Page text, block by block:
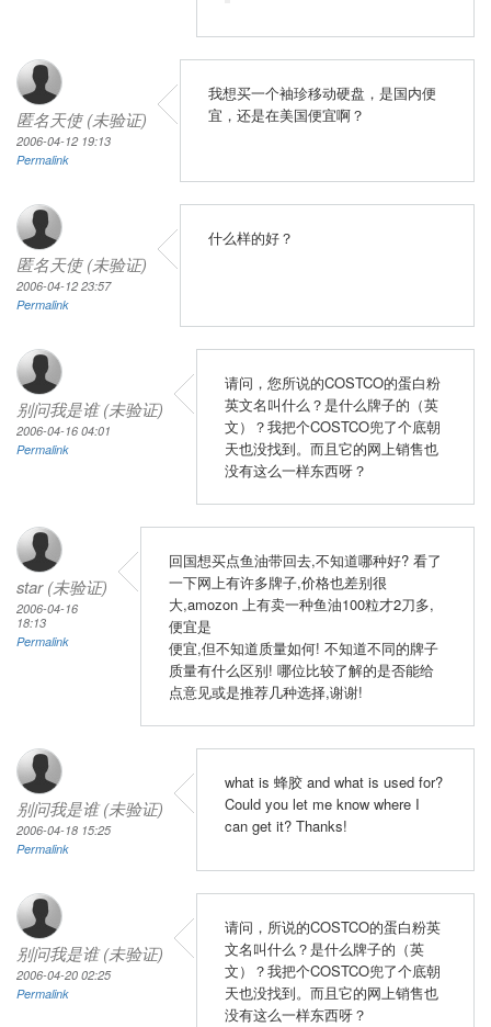
匿名天使 (未验证)
2006-04-12 19:13
Permalink
我想买一个袖珍移动硬盘，是国内便
宜，还是在美国便宜啊？
匿名天使 (未验证)
2006-04-12 23:57
Permalink
什么样的好？
别问我是谁 (未验证)
2006-04-16 04:01
Permalink
请问，您所说的COSTCO的蛋白粉
英文名叫什么？是什么牌子的（英
文）？我把个COSTCO兜了个底朝
天也没找到。而且它的网上销售也
没有这么一样东西呀？
star (未验证)
2006-04-16
18:13
Permalink
回国想买点鱼油带回去,不知道哪种好? 看了
一下网上有许多牌子,价格也差别很
大,amozon 上有卖一种鱼油100粒才2刀多,
便宜是
便宜,但不知道质量如何! 不知道不同的牌子
质量有什么区别! 哪位比较了解的是否能给
点意见或是推荐几种选择,谢谢!
别问我是谁 (未验证)
2006-04-18 15:25
Permalink
what is 蜂胶 and what is used for?
Could you let me know where I
can get it? Thanks!
别问我是谁 (未验证)
2006-04-20 02:25
Permalink
请问，所说的COSTCO的蛋白粉英
文名叫什么？是什么牌子的（英
文）？我把个COSTCO兜了个底朝
天也没找到。而且它的网上销售也
没有这么一样东西呀？